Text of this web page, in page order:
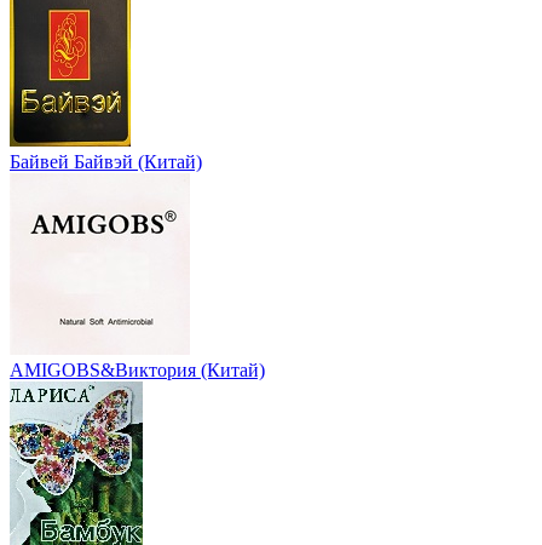
Байвей Байвэй (Китай)
AMIGOBS&Виктория (Китай)